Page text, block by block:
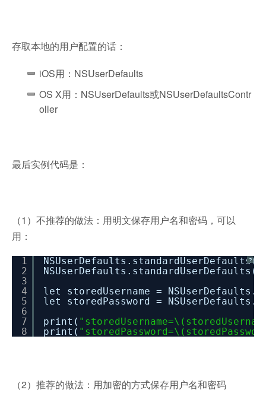
存取本地的用户配置的话：
iOS用：NSUserDefaults
OS X用：NSUserDefaults或NSUserDefaultsContr
oller
最后实例代码是：
（1）不推荐的做法：用明文保存用户名和密码，可以
用：
?
1
2
3
4
5
6
7
8
let storedUsername =
let storedPassword =
print(
print(
（2）推荐的做法：用加密的方式保存用户名和密码